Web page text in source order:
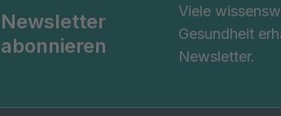
Newsletter
abonnieren
Viele
Gesundheit
Newsletter.